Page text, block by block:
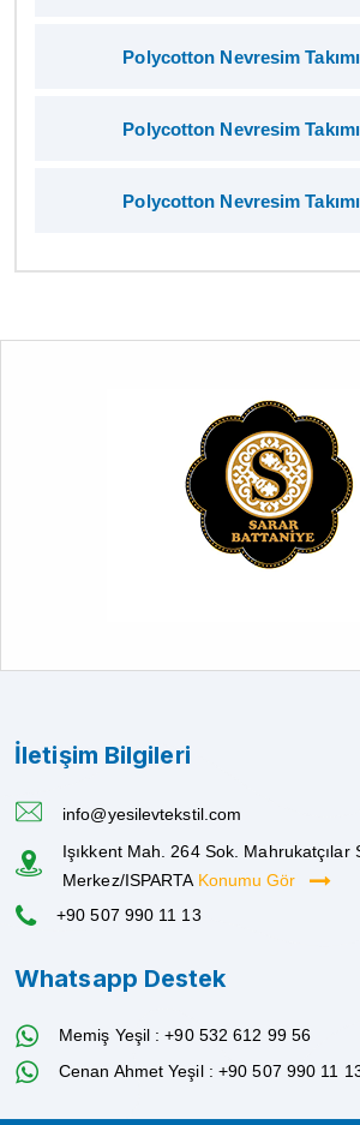
Polycotton Nevresim
Polycotton Nevresim
Polycotton Nevresim
İletişim Bilgileri
info@yesilevtekstil.com
Işıkkent Mah. 264 Sok. Mahrukatçılar
Merkez/ISPARTA Konumu Gör
+90 507 990 11 13
Whatsapp Destek
Memiş Yeşil : +90 532 612 99 56
Cenan Ahmet Yeşil : +90 507 990 11